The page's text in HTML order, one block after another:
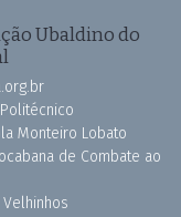
Ubaldino do
Monteiro Lobato
de Combate ao